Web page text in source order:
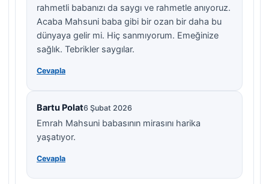
rahmetli babanızı da saygı ve rahmetle anıyoruz.
Acaba Mahsuni baba gibi bir ozan bir daha bu
dünyaya gelir mi. Hiç sanmıyorum. Emeğinize
sağlık. Tebrikler saygılar.
Cevapla
Bartu Polat6 Şubat 2026
Emrah Mahsuni babasının mirasını harika
yaşatıyor.
Cevapla